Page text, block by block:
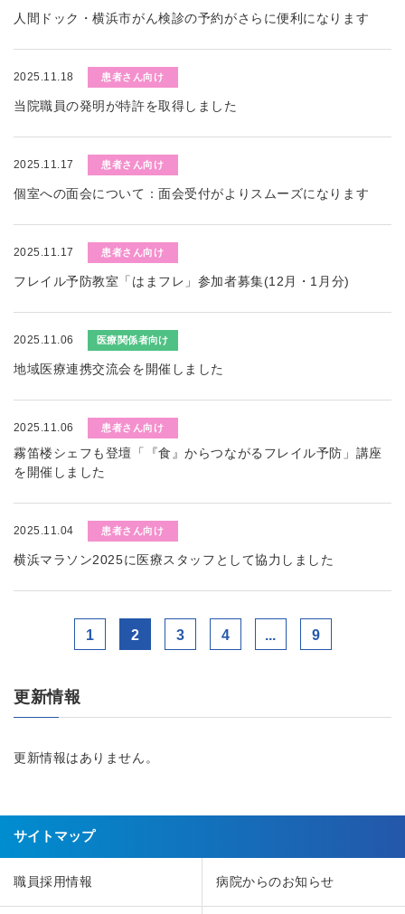
人間ドック・横浜市がん検診の予約がさらに便利になります
2025.11.18 患者さん向け
当院職員の発明が特許を取得しました
2025.11.17 患者さん向け
個室への面会について：面会受付がよりスムーズになります
2025.11.17 患者さん向け
フレイル予防教室「はまフレ」参加者募集(12月・1月分)
2025.11.06 医療関係者向け
地域医療連携交流会を開催しました
2025.11.06 患者さん向け
霧笛楼シェフも登壇「『食』からつながるフレイル予防」講座
を開催しました
2025.11.04 患者さん向け
横浜マラソン2025に医療スタッフとして協力しました
1 2 3 4 ... 9
更新情報
更新情報はありません。
サイトマップ
職員採用情報 病院からのお知らせ